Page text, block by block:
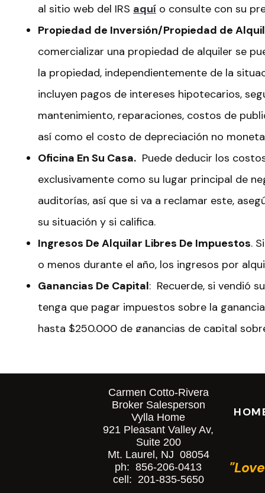
al sitio web del IRS aquí o consulte con su
Propiedad de Inversión/Propiedad de
comercializar una propiedad de alquiler se
la propiedad, independientemente de la
incluyen pagos de intereses hipotecarios,
mantenimiento, reparaciones, costos de
así como el costo de depreciación no
Oficina En Su Casa. Puede deducir los
exclusivamente como su lugar principal de
auditorías, así que si va a reclamar este,
su situación y si califica.
Ingresos De Alquilar Libres De Impuestos.
o menos durante el año, los ingresos por
Ganancias De Capital: Recuerde, si vendió
tenga que pagar impuestos sobre la
hasta $250,000 de ganancias de capital
declaración conjunta. Si está vendiendo una
vuelve un poco más complicado. Podría
ganancias de capital en esa venta también.
comuníquese conmigo y podemos hablar
experto en 1031 que puede responder
Ahí lo tiene—información básica que le
Carmen Cotto-Rivera
Broker Salesperson
Vylla Home
921 Pleasant Valley Av,
Suite 200
Mt. Laurel, NJ 08054
ph: 856-206-0413
cell: 201-835-5650